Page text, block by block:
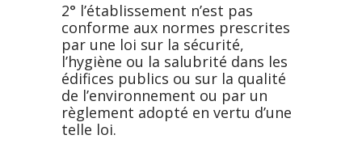
2° l’établissement n’est pas
conforme aux normes prescrites
par une loi sur la sécurité,
l’hygiène ou la salubrité dans les
édifices publics ou sur la qualité
de l’environnement ou par un
règlement adopté en vertu d’une
telle loi.